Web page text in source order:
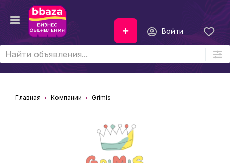
Войти
Главная Компании Grimis